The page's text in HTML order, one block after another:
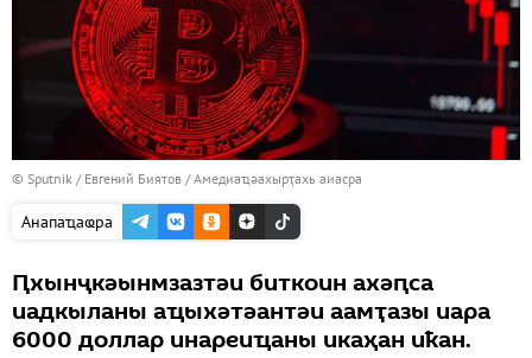
© Sputnik / Евгений Биятов /Амедиаҵәахырҭахь аиасра
Анапаҵаҩра
Ԥхынҷкәынмзазтәи биткоин ахәԥса
иадкыланы аҵыхәтәантәи аамҭазы иара
6000 доллар инареиҵаны икаҳан иҟан.